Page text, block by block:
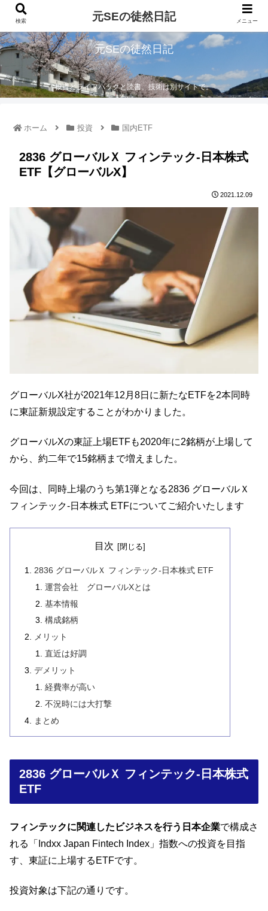
元SEの徒然日記
投資とライフハックと読書。技術は別サイトで。
ホーム 投資 国内ETF
2836 グローバルＸ フィンテック-日本株式
ETF【グローバルX】
2021.12.09
グローバルX社が2021年12月8日に新たなETFを2本同時
に東証新規設定することがわかりました。
グローバルXの東証上場ETFも2020年に2銘柄が上場して
から、約二年で15銘柄まで増えました。
今回は、同時上場のうち第1弾となる2836 グローバルＸ
フィンテック-日本株式 ETFについてご紹介いたします
目次
2836 グローバルＸ フィンテック-日本株式 ETF
運営会社 グローバルXとは
基本情報
構成銘柄
メリット
直近は好調
デメリット
経費率が高い
不況時には大打撃
まとめ
2836 グローバルＸ フィンテック-日本株式
ETF
フィンテックに関連したビジネスを行う日本企業で構成さ
れる「Indxx Japan Fintech Index」指数への投資を目指
す、東証に上場するETFです。
投資対象は下記の通りです。
検索 元SEの徒然日記 メニュー